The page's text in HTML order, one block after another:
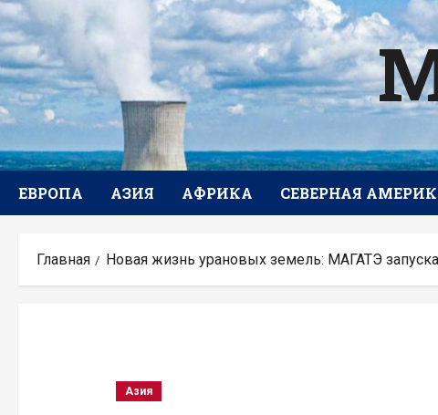
Перейти
к
содержимому
ЕВРОПА АЗИЯ АФРИКА СЕВЕРНАЯ
Главная Новая жизнь урановых земель: МАГАТЭ
Азия